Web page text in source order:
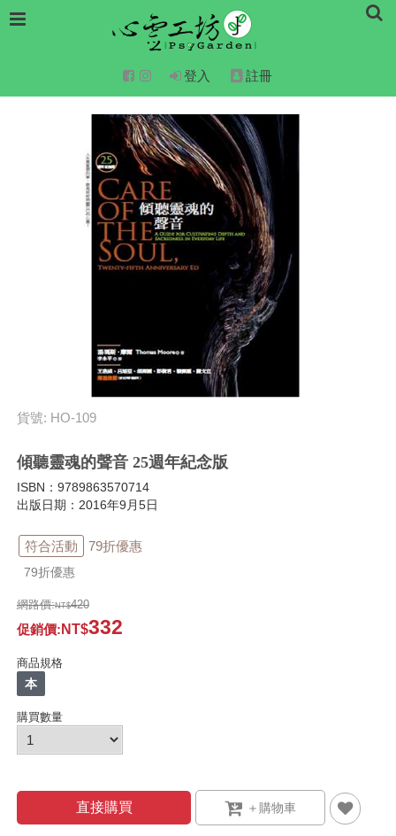
登入 註冊
貨號: HO-109
傾聽靈魂的聲音 25週年紀念版
ISBN：9789863570714
出版日期：2016年9月5日
符合活動 79折優惠
79折優惠
網路價: 420
促銷價: 332
商品規格
本
購買數量
直接購買